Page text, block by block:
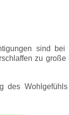
sind bei
zu große
des